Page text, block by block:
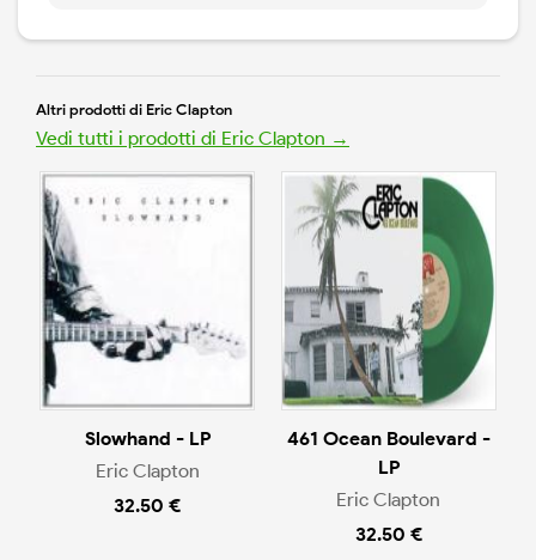
Altri prodotti di Eric Clapton
Vedi tutti i prodotti di Eric Clapton →
Slowhand - LP
Eric Clapton
32.50 €
461 Ocean Boulevard -
LP
Eric Clapton
32.50 €